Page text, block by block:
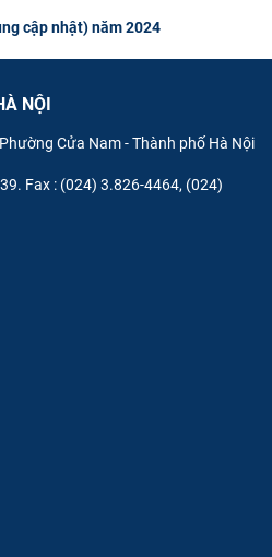
cập nhật) năm 2024
NỘI
Cửa Nam - Thành phố Hà Nội
Fax : (024) 3.826-4464, (024)